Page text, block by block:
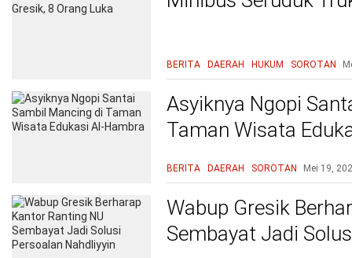
BERITA DAERAH HUKUM SOROTAN
Asyiknya Ngopi
Taman Wisata
BERITA DAERAH SOROTAN Mei 19,
Wabup Gresik
Sembayat Jadi